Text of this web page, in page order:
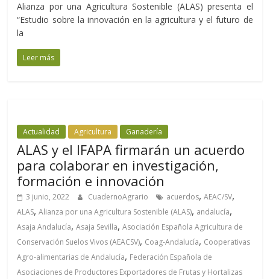
Alianza por una Agricultura Sostenible (ALAS) presenta el
“Estudio sobre la innovación en la agricultura y el futuro de
la
Leer más
Actualidad Agricultura Ganadería
ALAS y el IFAPA firmarán un acuerdo
para colaborar en investigación,
formación e innovación
3 junio, 2022 CuadernoAgrario acuerdos,AEAC/SV,
ALAS,Alianza por una Agricultura Sostenible (ALAS), andalucía,
Asaja Andalucía,Asaja Sevilla,Asociación Española Agricultura de
Conservación Suelos Vivos (AEACSV), Coag-Andalucía, Cooperativas
Agro-alimentarias de Andalucía, Federación Española de
Asociaciones de Productores Exportadores de Frutas y Hortalizas